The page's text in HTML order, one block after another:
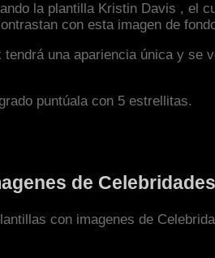
la plantilla Kristin Davis , el
con esta imagen de
una apariencia única y se
puntúala con 5 estrellitas.
de Celebridades
con imagenes de